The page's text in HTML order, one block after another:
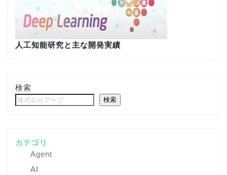
人工知能研究と主な開発実績
検索
検索
カテゴリ
Agent
AI